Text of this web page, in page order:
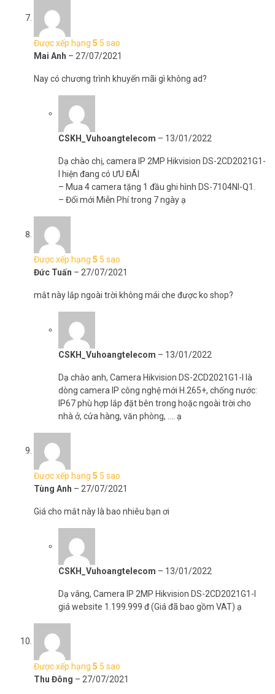
Được xếp hạng 5 5 sao
Mai Anh – 27/07/2021
Nay có chương trình khuyến mãi gì không ad?
CSKH_Vuhoangtelecom – 13/01/2022
Dạ chào chị, camera IP 2MP Hikvision DS-2CD2021G1-
I hiện đang có ƯU ĐÃI
– Mua 4 camera tặng 1 đầu ghi hình DS-7104NI-Q1.
– Đổi mới Miễn Phí trong 7 ngày ạ
Được xếp hạng 5 5 sao
Đức Tuấn – 27/07/2021
mắt này lắp ngoài trời không mái che được ko shop?
CSKH_Vuhoangtelecom – 13/01/2022
Dạ chào anh, Camera Hikvision DS-2CD2021G1-I là
dòng camera IP công nghệ mới H.265+, chống nước:
IP67 phù hợp lắp đặt bên trong hoặc ngoài trời cho
nhà ở, cửa hàng, văn phòng, …. ạ
Được xếp hạng 5 5 sao
Tùng Anh – 27/07/2021
Giá cho mắt này là bao nhiêu bạn ơi
CSKH_Vuhoangtelecom – 13/01/2022
Dạ vâng, Camera IP 2MP Hikvision DS-2CD2021G1-I
giá website 1.199.999 đ (Giá đã bao gồm VAT) ạ
Được xếp hạng 5 5 sao
Thu Đông – 27/07/2021